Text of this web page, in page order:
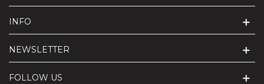
INFO
NEWSLETTER
FOLLOW US